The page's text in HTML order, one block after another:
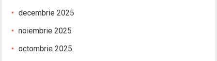
decembrie 2025
noiembrie 2025
octombrie 2025